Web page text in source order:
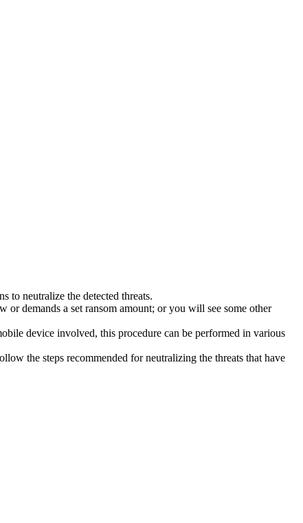
to neutralize the detected threats.
demands a set ransom amount; or you will see some other
device involved, this procedure can be performed in various
the steps recommended for neutralizing the threats that have